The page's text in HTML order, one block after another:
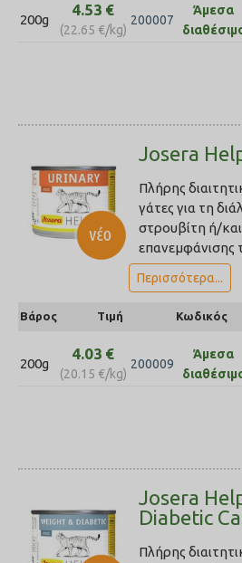
200g
4.53 €
(22.65 €/kg)
200007
Άμεσα
Josera
Πλήρης
γάτες για τη
στρουβίτη ή/
επανεμφάνισης
Περισσότερα...
Βάρος Τιμή Κωδικός
200g
4.03 €
(20.15 €/kg)
200009
Άμεσα
Josera
Diabetic
Πλήρης